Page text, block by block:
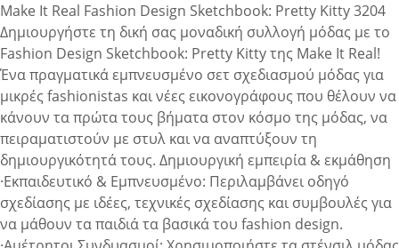
Make It Real Fashion Design Sketchbook: Pretty Kitty 3204
Δημιουργήστε τη δική σας μοναδική συλλογή μόδας με το
Fashion Design Sketchbook: Pretty Kitty της Make It Real!
Ένα πραγματικά εμπνευσμένο σετ σχεδιασμού μόδας για
μικρές fashionistas και νέες εικονογράφους που θέλουν να
κάνουν τα πρώτα τους βήματα στον κόσμο της μόδας, να
πειραματιστούν με στυλ και να αναπτύξουν τη
δημιουργικότητά τους. Δημιουργική εμπειρία & εκμάθηση
·Εκπαιδευτικό & Εμπνευσμένο: Περιλαμβάνει οδηγό
σχεδίασης με ιδέες, τεχνικές σχεδίασης και συμβουλές για
να μάθουν τα παιδιά τα βασικά του fashion design.